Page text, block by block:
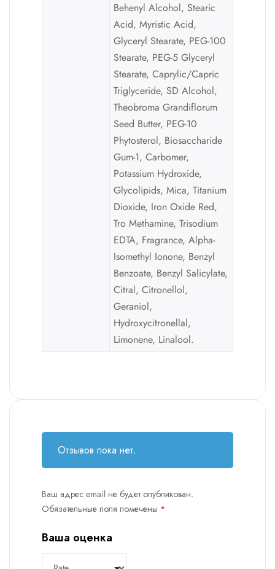
Behenyl Alcohol, Stearic
Acid, Myristic Acid,
Glyceryl Stearate, PEG-100
Stearate, PEG-5 Glyceryl
Stearate, Caprylic/Capric
Triglyceride, SD Alcohol,
Theobroma Grandiflorum
Seed Butter, PEG-10
Phytosterol, Biosaccharide
Gum-1, Carbomer,
Potassium Hydroxide,
Glycolipids, Mica, Titanium
Dioxide, Iron Oxide Red,
Tro Methamine, Trisodium
EDTA, Fragrance, Alpha-
Isomethyl Ionone, Benzyl
Benzoate, Benzyl Salicylate,
Citral, Citronellol,
Geraniol,
Hydroxycitronellal,
Limonene, Linalool.
Отзывов пока нет.
Ваш адрес email не будет опубликован.
Обязательные поля помечены *
Ваша оценка